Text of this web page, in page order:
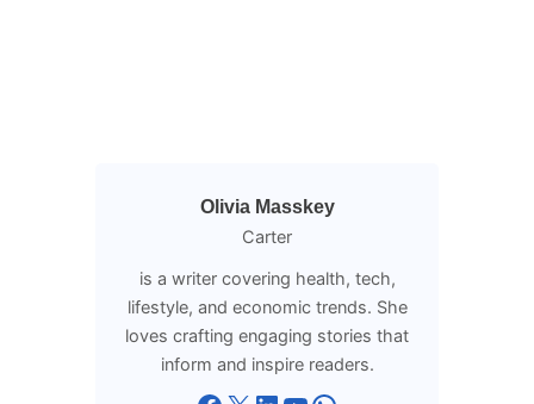
Olivia Masskey
Carter
is a writer covering health, tech,
lifestyle, and economic trends. She
loves crafting engaging stories that
inform and inspire readers.